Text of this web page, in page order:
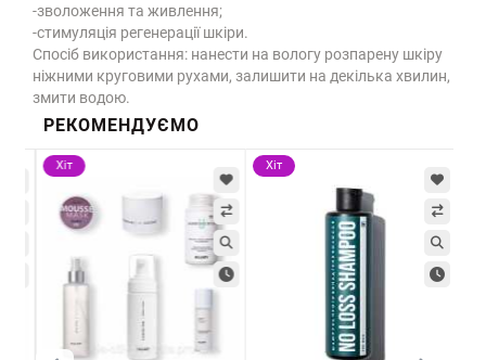
-зволоження та живлення;
-стимуляція регенерації шкіри.
Спосіб використання: нанести на вологу розпарену шкіру
ніжними круговими рухами, залишити на декілька хвилин,
змити водою.
РЕКОМЕНДУЄМО
Хіт Хіт